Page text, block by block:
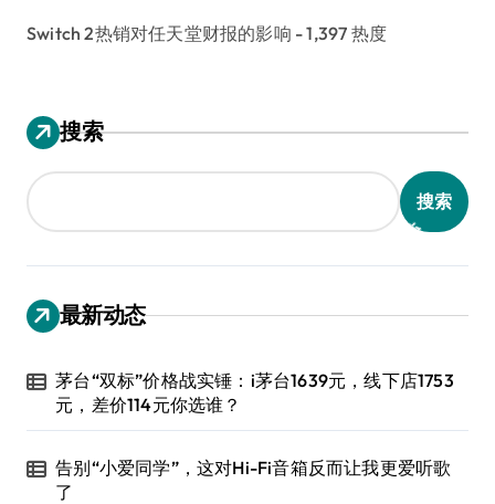
Switch 2热销对任天堂财报的影响 - 1,397 热度
搜索
搜索
最新动态
茅台“双标”价格战实锤：i茅台1639元，线下店1753
元，差价114元你选谁？
告别“小爱同学”，这对Hi-Fi音箱反而让我更爱听歌
了